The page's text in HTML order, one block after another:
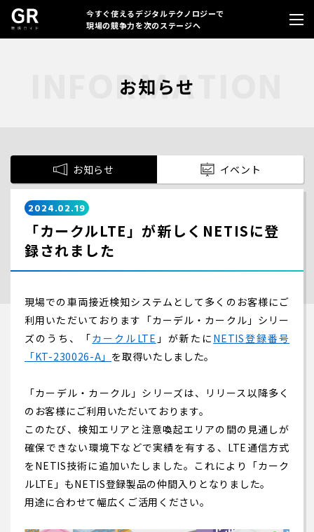
今すぐ使えるデジタルテクノロジーで
現場の競争力を次のステージへ
お知らせ
お知らせ イベント
2024.02.19
「カークルLTE」が新しくNETISに登
録されました
現場での車両接近検知システムとして多くのお客様にご
利用いただいております「カーデル・カークル」シリー
ズのうち、「カークルLTE 」が新たに NETIS登録番号
「KT-230026-A」 を取得いたしました。
「カーデル・カークル」シリーズは、リリース以降多く
のお客様にご利用いただいております。
このたび、検知エリアと注意喚起エリアの間の見通しが
確保できない環境下などで実績を有する、LTE通信方式
をNETIS技術に追加いたしました。これにより「カーク
ルLTE」もNETIS登録製品の仲間入りとなりました。
用途に合わせて幅広くご活用ください。